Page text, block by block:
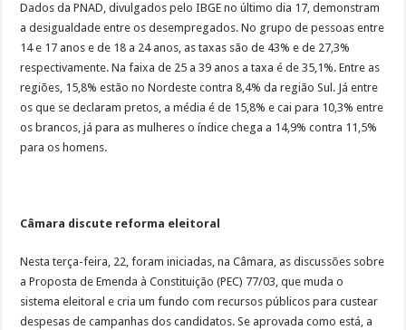
Dados da PNAD, divulgados pelo IBGE no último dia 17, demonstram
a desigualdade entre os desempregados. No grupo de pessoas entre
14 e 17 anos e de 18 a 24 anos, as taxas são de 43% e de 27,3%
respectivamente. Na faixa de 25 a 39 anos a taxa é de 35,1%. Entre as
regiões, 15,8% estão no Nordeste contra 8,4% da região Sul. Já entre
os que se declaram pretos, a média é de 15,8% e cai para 10,3% entre
os brancos, já para as mulheres o índice chega a 14,9% contra 11,5%
para os homens.
Câmara discute reforma eleitoral
Nesta terça-feira, 22, foram iniciadas, na Câmara, as discussões sobre
a Proposta de Emenda à Constituição (PEC) 77/03, que muda o
sistema eleitoral e cria um fundo com recursos públicos para custear
despesas de campanhas dos candidatos. Se aprovada como está, a